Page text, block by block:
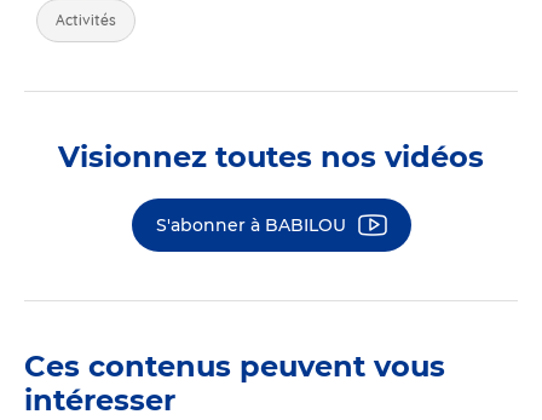
Activités
Visionnez toutes nos vidéos
S'abonner à BABILOU
Ces contenus peuvent vous
intéresser